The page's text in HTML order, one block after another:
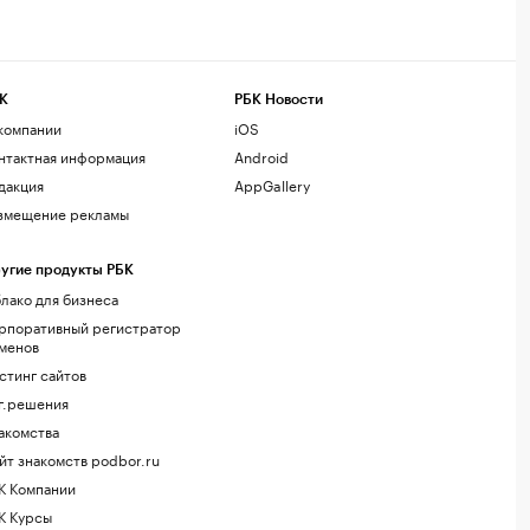
информация
рекламы
продукты РБК
для бизнеса
регистратор
сайтов
знакомств podbor.ru
Компании
Курсы
РБК Новости
iOS
Android
AppGallery